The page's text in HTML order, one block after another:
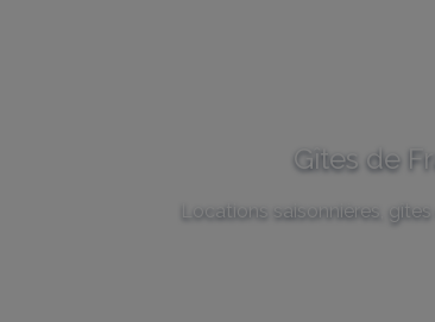
Gîtes de
Locations saisonnières,